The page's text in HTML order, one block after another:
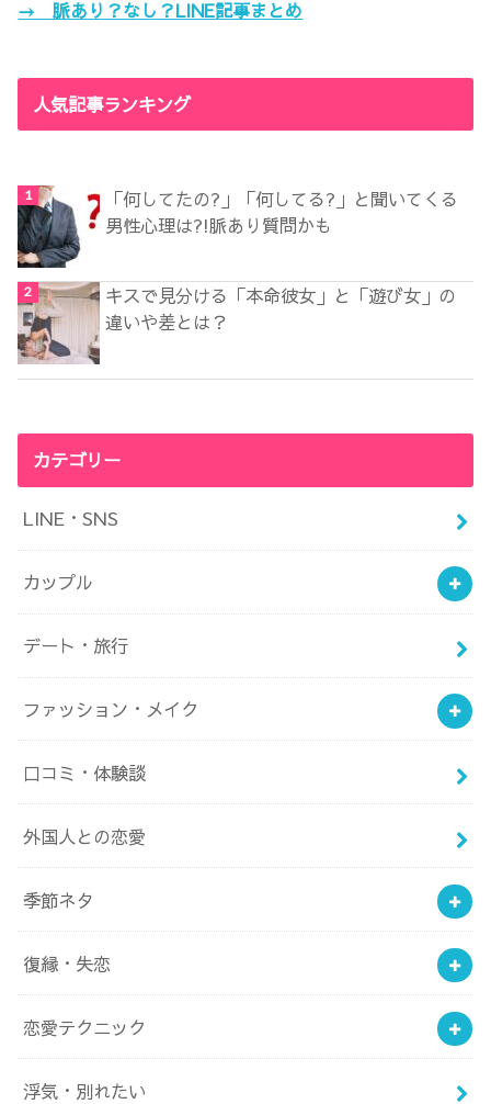
→ 脈あり？なし？LINE記事まとめ
人気記事ランキング
「何してたの?」「何してる?」と聞いてくる
男性心理は?!脈あり質問かも
キスで見分ける「本命彼女」と「遊び女」の
違いや差とは？
カテゴリー
LINE・SNS
カップル
デート・旅行
ファッション・メイク
口コミ・体験談
外国人との恋愛
季節ネタ
復縁・失恋
恋愛テクニック
浮気・別れたい